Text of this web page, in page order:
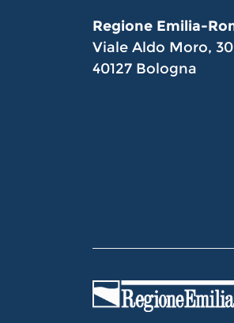
Regione Emilia-
Viale Aldo Moro, 30
40127 Bologna